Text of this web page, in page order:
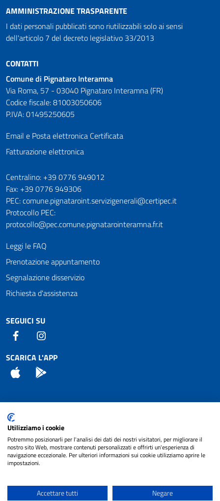
AMMINISTRAZIONE TRASPARENTE
I dati personali pubblicati sono riutilizzabili solo ai sensi
dell'articolo 7 del decreto legislativo 33/2013
CONTATTI
Comune di Pignataro Interamna
Via Roma, 57 - 03040 Pignataro Interamna (FR)
Codice fiscale: 81003050606
P.IVA: 01495250605
Email e Posta elettronica Certificata
Fatturazione elettronica
Numeri utili
Centralino: +39 0776 949012
Fax: +39 0776 949306
PEC: comune.pignataroint.servizigenerali@certipec.it
Protocollo PEC:
protocollo@pec.comune.pignatarointeramna.fr.it
Leggi le FAQ
Prenotazione appuntamento
Segnalazione disservizio
Richiesta d'assistenza
SEGUICI SU
Facebook
SCARICA L'APP
App Store
Attuazione Misure PNRR
Piano di miglioramento del sito
Note legali
cura diNET SMART
Utilizziamo i cookie
Potremmo posizionarli per l'analisi dei dati dei nostri visitatori, per migliorare il
nostro sito Web, mostrare contenuti personalizzati e offrirti un'esperienza di
navigazione eccezionale. Per ulteriori informazioni sui cookie utilizziamo aprire le
impostazioni.
Accettare tutti Negare